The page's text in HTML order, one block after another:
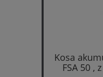
Kosa
FSA 50 ,